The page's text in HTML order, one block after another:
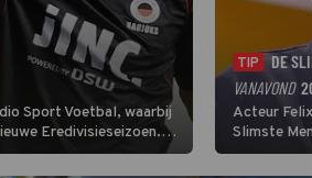
Sport Voetbal, waarbij
Eredivisieseizoen.
TIP
DE
VANAVOND
Acteur
Slimste
de grote